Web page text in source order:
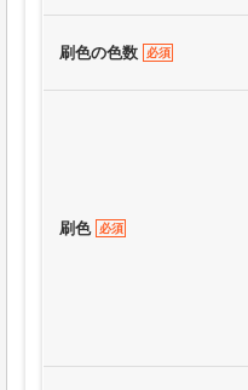
刷色の色数 必須
刷色 必須